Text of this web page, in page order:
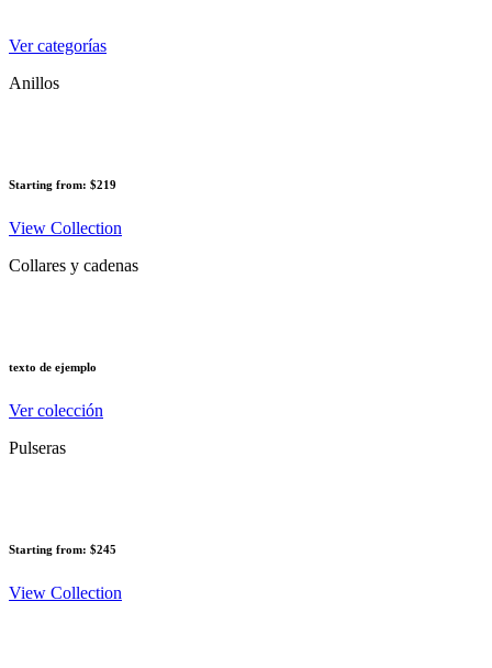
Ver categorías
Anillos
Starting from: $219
View Collection
Collares y cadenas
texto de ejemplo
Ver colección
Pulseras
Starting from: $245
View Collection